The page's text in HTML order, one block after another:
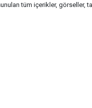
tüm içerikler, görseller,